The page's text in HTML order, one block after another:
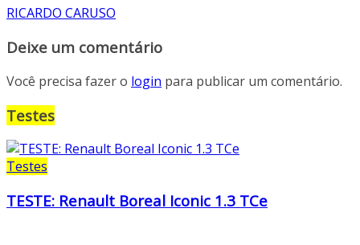
RICARDO CARUSO
Deixe um comentário
Você precisa fazer o login para publicar um comentário.
Testes
Testes
TESTE: Renault Boreal Iconic 1.3 TCe